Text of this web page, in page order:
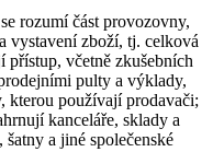
rozumí část provozovny,
vystavení zboží, tj. celková
přístup, včetně zkušebních
pulty a výklady,
kterou používají prodavači;
kanceláře, sklady a
a jiné společenské